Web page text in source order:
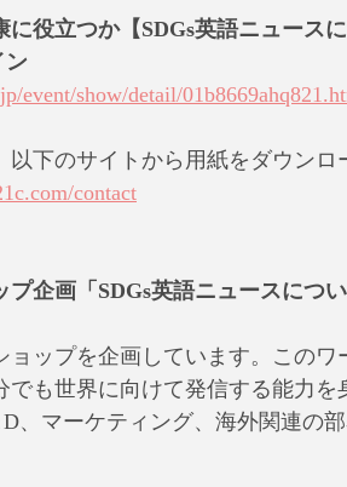
に役立つか【SDGs英語ニュース
ン
event/show/detail/
以下のサイトから用紙をダウンロ
contact
プ企画「SDGs英語ニュースにつ
ョップを企画しています。このワ
も世界に向けて発信する能力を
、マーケティング、海外関連の